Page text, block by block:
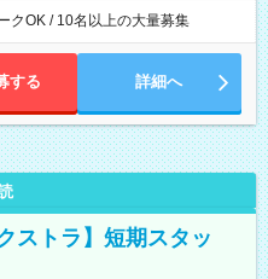
クOK / 10名以上の大量募集
する 詳細へ
ストラ】短期スタッ